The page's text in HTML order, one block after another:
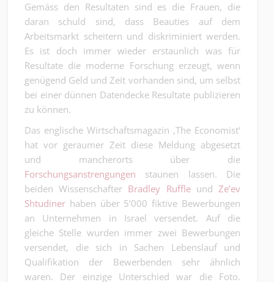
Gemäss den Resultaten sind es die Frauen, die
daran schuld sind, dass Beauties auf dem
Arbeitsmarkt scheitern und diskriminiert werden.
Es ist doch immer wieder erstaunlich was für
Resultate die moderne Forschung erzeugt, wenn
genügend Geld und Zeit vorhanden sind, um selbst
bei einer dünnen Datendecke Resultate publizieren
zu können.
Das englische Wirtschaftsmagazin ‚The Economist‘
hat vor geraumer Zeit diese Meldung abgesetzt
und mancherorts über die
Forschungsanstrengungen staunen lassen. Die
beiden Wissenschafter Bradley RuffleundZe’ev
Shtudiner haben über 5’000 fiktive Bewerbungen
an Unternehmen in Israel versendet. Auf die
gleiche Stelle wurden immer zwei Bewerbungen
versendet, die sich in Sachen Lebenslauf und
Qualifikation der Bewerbenden sehr ähnlich
waren. Der einzige Unterschied war die Foto.